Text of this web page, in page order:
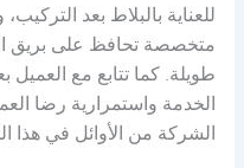
للعناية بالبلاط بعد
متخصصة تحافظ على بريق
طويلة. كما تتابع مع العميل
الخدمة واستمرارية رضا
الشركة من الأوائل في هذا